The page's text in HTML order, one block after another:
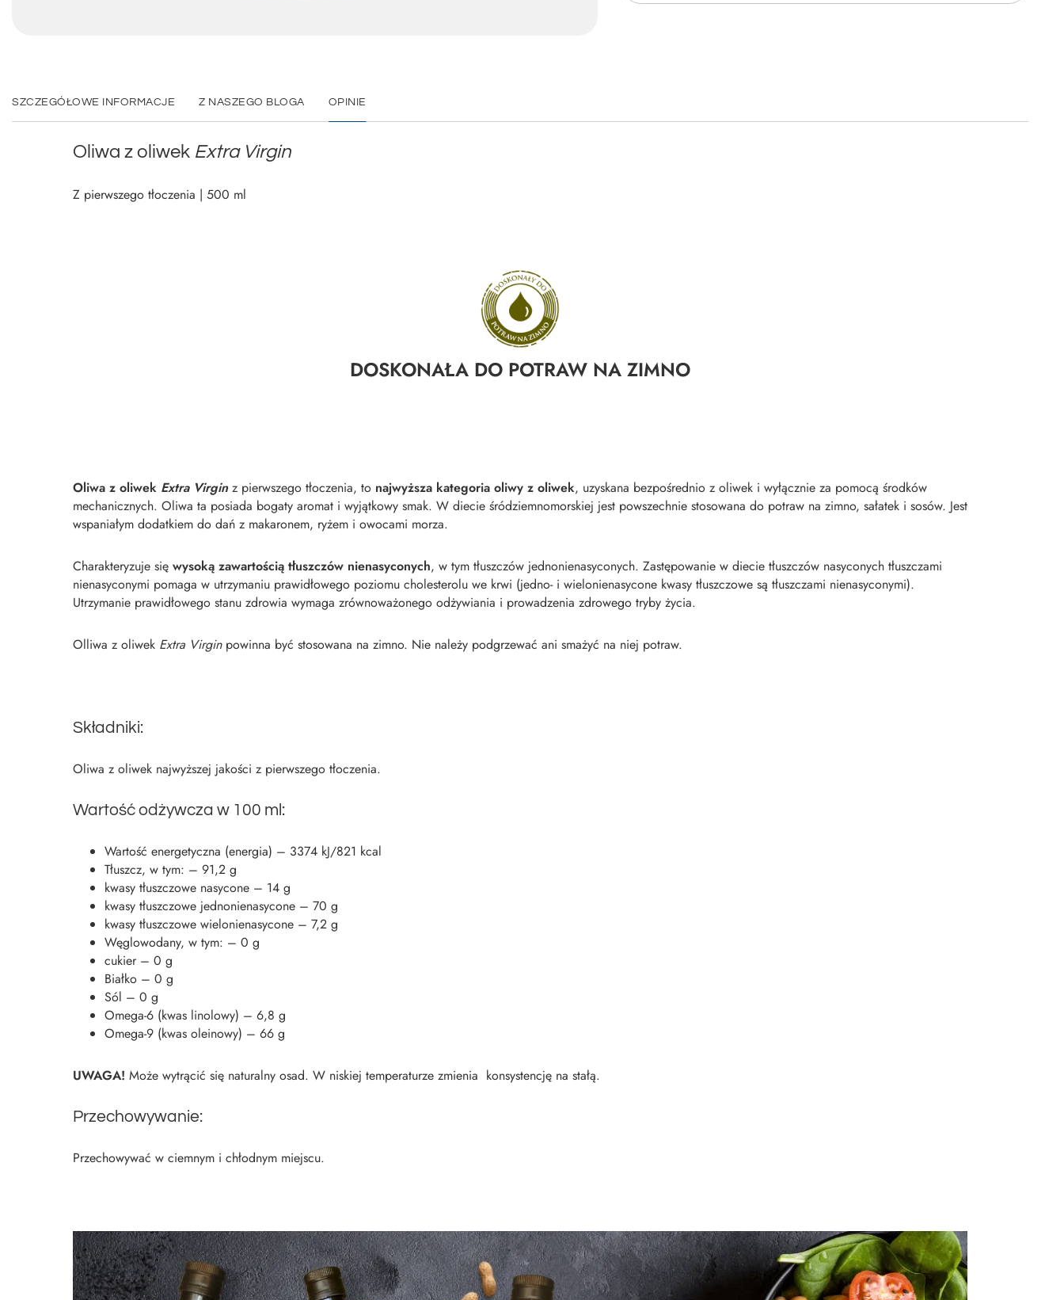
SZCZEGÓŁOWE INFORMACJE Z NASZEGO BLOGA OPINIE
Oliwa z oliwek Extra Virgin
Z pierwszego tłoczenia | 500 ml
DOSKONAŁA DO POTRAW NA ZIMNO
Oliwa z oliwek Extra Virginz pierwszego tłoczenia, to najwyższa kategoria oliwy z oliwek, uzyskana bezpośrednio z oliwek i wyłącznie za pomocą środków
mechanicznych. Oliwa ta posiada bogaty aromat i wyjątkowy smak. W diecie śródziemnomorskiej jest powszechnie stosowana do potraw na zimno, sałatek i sosów. Jest
wspaniałym dodatkiem do dań z makaronem, ryżem i owocami morza.
Charakteryzuje się wysoką zawartością tłuszczów nienasyconych, w tym tłuszczów jednonienasyconych. Zastępowanie w diecie tłuszczów nasyconych tłuszczami
nienasyconymi pomaga w utrzymaniu prawidłowego poziomu cholesterolu we krwi (jedno- i wielonienasycone kwasy tłuszczowe są tłuszczami nienasyconymi).
Utrzymanie prawidłowego stanu zdrowia wymaga zrównoważonego odżywiania i prowadzenia zdrowego tryby życia.
Olliwa z oliwek Extra Virginpowinna być stosowana na zimno. Nie należy podgrzewać ani smażyć na niej potraw.
Składniki:
Oliwa z oliwek najwyższej jakości z pierwszego tłoczenia.
Wartość odżywcza w 100 ml:
Wartość energetyczna (energia) – 3374 kJ/821 kcal
Tłuszcz, w tym: – 91,2 g
kwasy tłuszczowe nasycone – 14 g
kwasy tłuszczowe jednonienasycone – 70 g
kwasy tłuszczowe wielonienasycone – 7,2 g
Węglowodany, w tym: – 0 g
cukier – 0 g
Białko – 0 g
Sól – 0 g
Omega-6 (kwas linolowy) – 6,8 g
Omega-9 (kwas oleinowy) – 66 g
UWAGA! Może wytrącić się naturalny osad. W niskiej temperaturze zmienia konsystencję na stałą.
Przechowywanie:
Przechowywać w ciemnym i chłodnym miejscu.